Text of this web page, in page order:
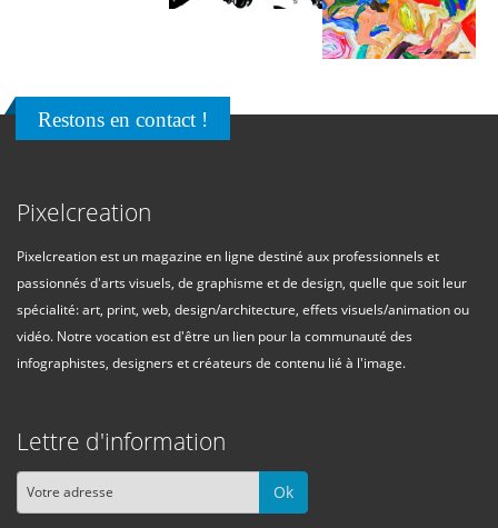
Restons en contact !
Pixelcreation
Pixelcreation est un magazine en ligne destiné aux professionnels et
passionnés d'arts visuels, de graphisme et de design, quelle que soit leur
spécialité: art, print, web, design/architecture, effets visuels/animation ou
vidéo. Notre vocation est d'être un lien pour la communauté des
infographistes, designers et créateurs de contenu lié à l'image.
Lettre d'information
Ok